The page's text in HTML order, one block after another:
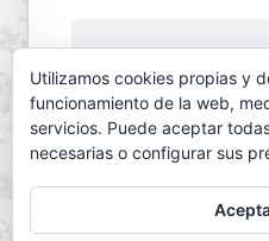
Utilizamos cookies propias y
funcionamiento de la web,
servicios. Puede aceptar
necesarias o configurar sus